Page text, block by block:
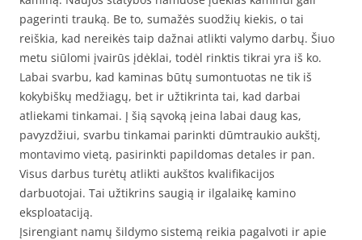
pagerinti trauką. Be to, sumažės suodžių kiekis, o tai
reiškia, kad nereikės taip dažnai atlikti valymo darbų. Šiuo
metu siūlomi įvairūs įdėklai, todėl rinktis tikrai yra iš ko.
Labai svarbu, kad kaminas būtų sumontuotas ne tik iš
kokybiškų medžiagų, bet ir užtikrinta tai, kad darbai
atliekami tinkamai. Į šią sąvoką įeina labai daug kas,
pavyzdžiui, svarbu tinkamai parinkti dūmtraukio aukštį,
montavimo vietą, pasirinkti papildomas detales ir pan.
Visus darbus turėtų atlikti aukštos kvalifikacijos
darbuotojai. Tai užtikrins saugią ir ilgalaikę kamino
eksploataciją.
Įsirengiant namų šildymo sistemą reikia pagalvoti ir apie